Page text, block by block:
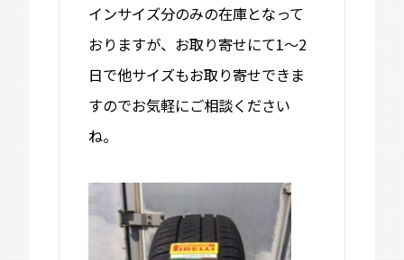
インサイズ分のみの在庫となって
おりますが、お取り寄せにて1～2
日で他サイズもお取り寄せできま
すのでお気軽にご相談ください
ね。